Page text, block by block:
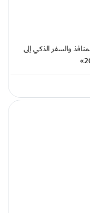
والسفر الذكي إلى